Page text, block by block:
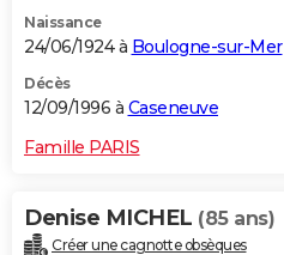
Naissance
24/06/1924 à Boulogne-sur-Mer
Décès
12/09/1996 à Caseneuve
Famille PARIS
Denise MICHEL (85 ans)
Créer une cagnotte obsèques